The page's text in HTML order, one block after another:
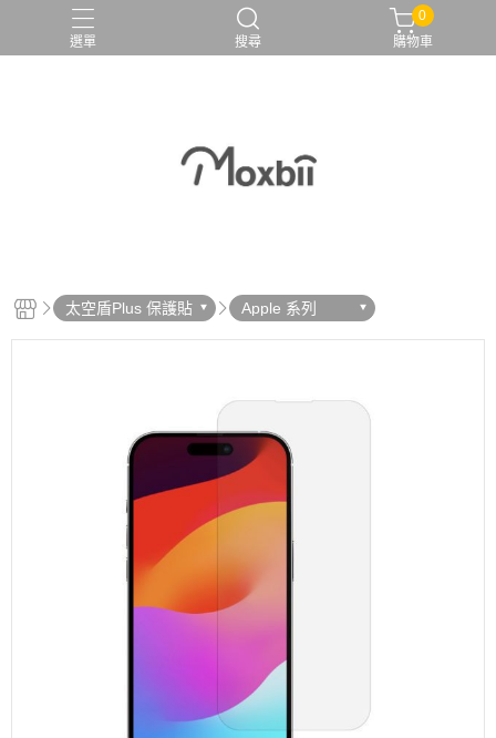
選單 搜尋
0
購物車
太空盾Plus 保護貼 Apple 系列